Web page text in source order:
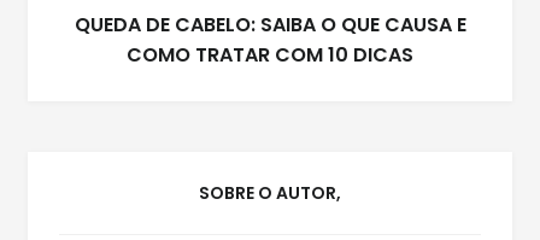
QUEDA DE CABELO: SAIBA O QUE CAUSA E
COMO TRATAR COM 10 DICAS
SOBRE O AUTOR,